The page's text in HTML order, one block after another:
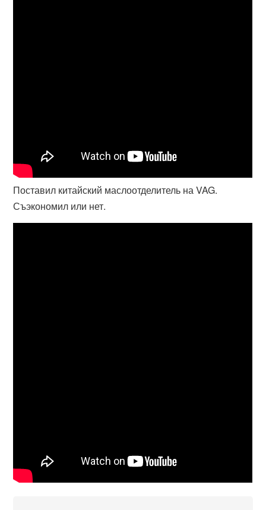
Поставил китайский маслоотделитель на VAG.
Съэкономил или нет.